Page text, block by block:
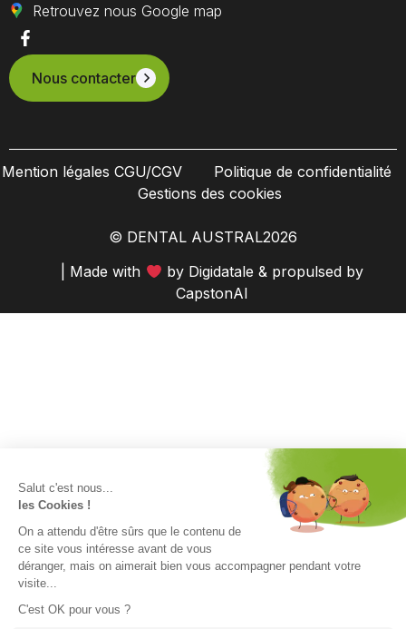
Retrouvez nous Google map
Nous contacter
Mention légales CGU/CGV
Politique de confidentialité
Gestions des cookies
© DENTAL AUSTRAL2026
| Made with
by Digidatale & propulsed by
CapstonAI